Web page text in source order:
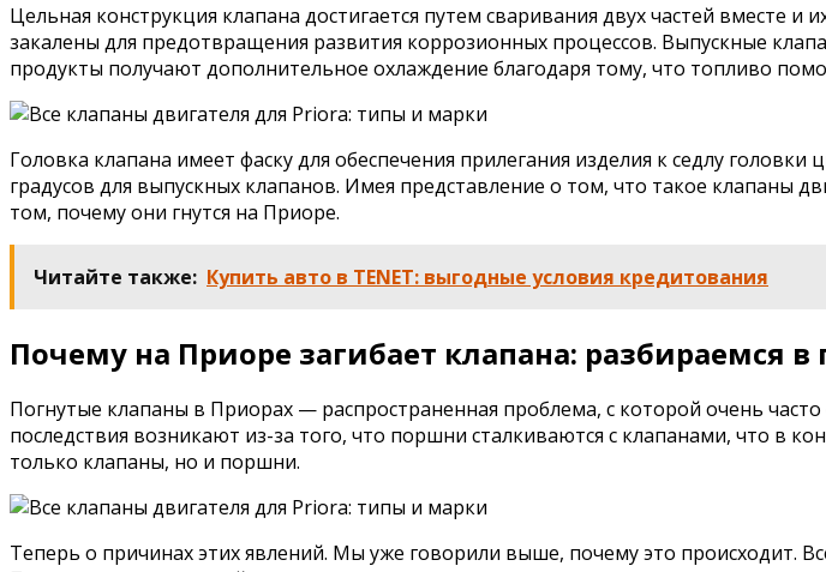
Цельная конструкция клапана достигается путем сваривания двух частей
закалены для предотвращения развития коррозионных процессов. Выпускные
продукты получают дополнительное охлаждение благодаря тому, что топливо
Головка клапана имеет фаску для обеспечения прилегания изделия к седлу
градусов для выпускных клапанов. Имея представление о том, что такое клапаны
том, почему они гнутся на Приоре.
Читайте также: Купить авто в TENET: выгодные условия кредитования
Почему на Приоре загибает клапана: разбираемся
Погнутые клапаны в Приорах — распространенная проблема, с которой очень
последствия возникают из-за того, что поршни сталкиваются с клапанами, что в
только клапаны, но и поршни.
Теперь о причинах этих явлений. Мы уже говорили выше, почему это происходит.